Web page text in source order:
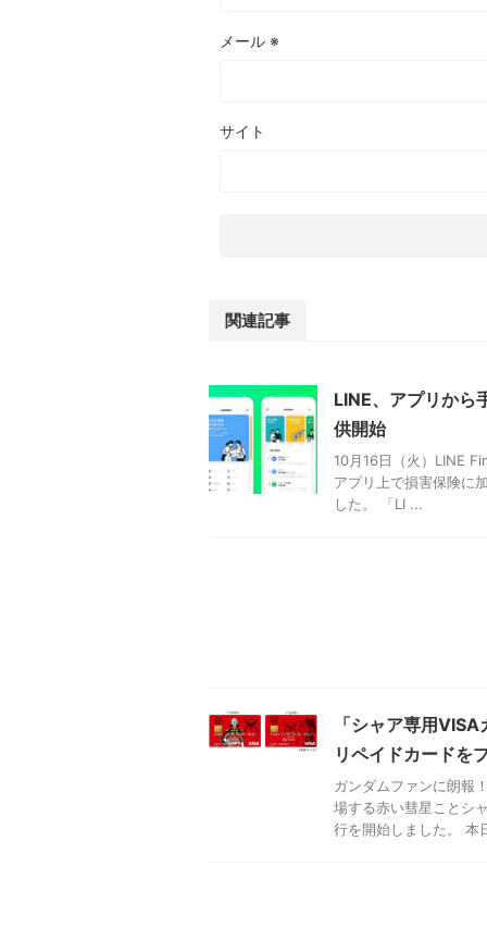
メール ※
サイト
関連記事
LINE、アプリから
供開始
10月16日（火）LINE
アプリ上で損害保険に
した。 「LI ...
「シャア専用
リペイドカードを
ガンダムファンに朗報
場する赤い彗星ことシ
行を開始しました。 本